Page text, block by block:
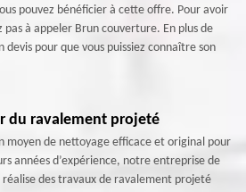
pouvez bénéficier à cette offre. Pour avoir
pas à appeler Brun couverture. En plus de
pour que vous puissiez connaître son
du ravalement projeté
moyen de nettoyage efficace et original pour
années d’expérience, notre entreprise de
des travaux de ravalement projeté